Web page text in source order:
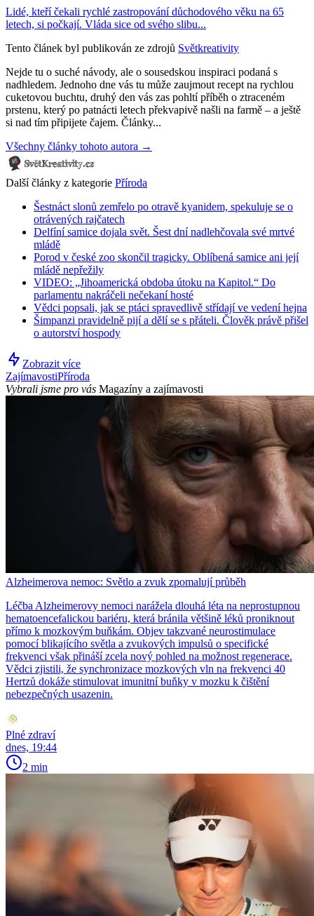
Lidé, kteří čekali rychlé zastropování důchodového věku na 65
letech, si počkají. Vláda sice od svého slibu...
Tento článek byl publikován ze zdrojů Světkreativity
Nejde tu o suché návody, ale o sousedskou inspiraci podaná s
nadhledem. Jednoho dne vás tu může zaujmout recept na rychlou
cuketovou buchtu, druhý den vás zas pohltí příběh o ztraceném
prstenu, který po patnácti letech překvapivě našli na farmě – a ještě
si nad tím připijete čajem. Články...
Všechny články tohoto autora →
Další články z kategorie Příroda
Šestnáct slonů zemřelo po otravě kyanidem, spekuluje se o
otrávených rajčatech
Delfíní samice dojala svět. Šest dní nadlehčovala své mrtvé
mládě
Porod v české zoo skončil tragicky. Oblíbená samice ani její
mládě nepřežily
VIDEO: „Jihoamerická obdoba útoku na Kapitol.“ Do
parlamentu nakráčeli nečekaní hosté
Vědci popsali, jak se ptáci spravedlivě střídají ve vedení hejna
Šimpanzi pravidelně pijí a dělí se s přáteli. Člověk právě přišel
o autorství hospody
Zobrazit více
ZajímavostiPříroda
Vybrali jsme pro vás Magazíny a zajímavosti
Alzheimerova nemoc: Světlo a zvuk zpomalují průběh
Léčba Alzheimerovy nemoci narážela dlouhá léta na neprostupnou
hematoencefalickou bariéru, která bránila většině léků proniknout
přímo k mozkovým buňkám. Objev takzvané neurostimulace
pomocí blikajícího světla a zvukových impulsů o specifické
frekvenci však přináší zcela nový pohled na možnost regenerace.
Vědci zjistili, že synchronizace mozkových vln na frekvenci 40
Hertzů dokáže stimulovat imunitní buňky v mozku k čištění
nebezpečných usazenin.
Plné zdraví
dnes, 19:44
2 min